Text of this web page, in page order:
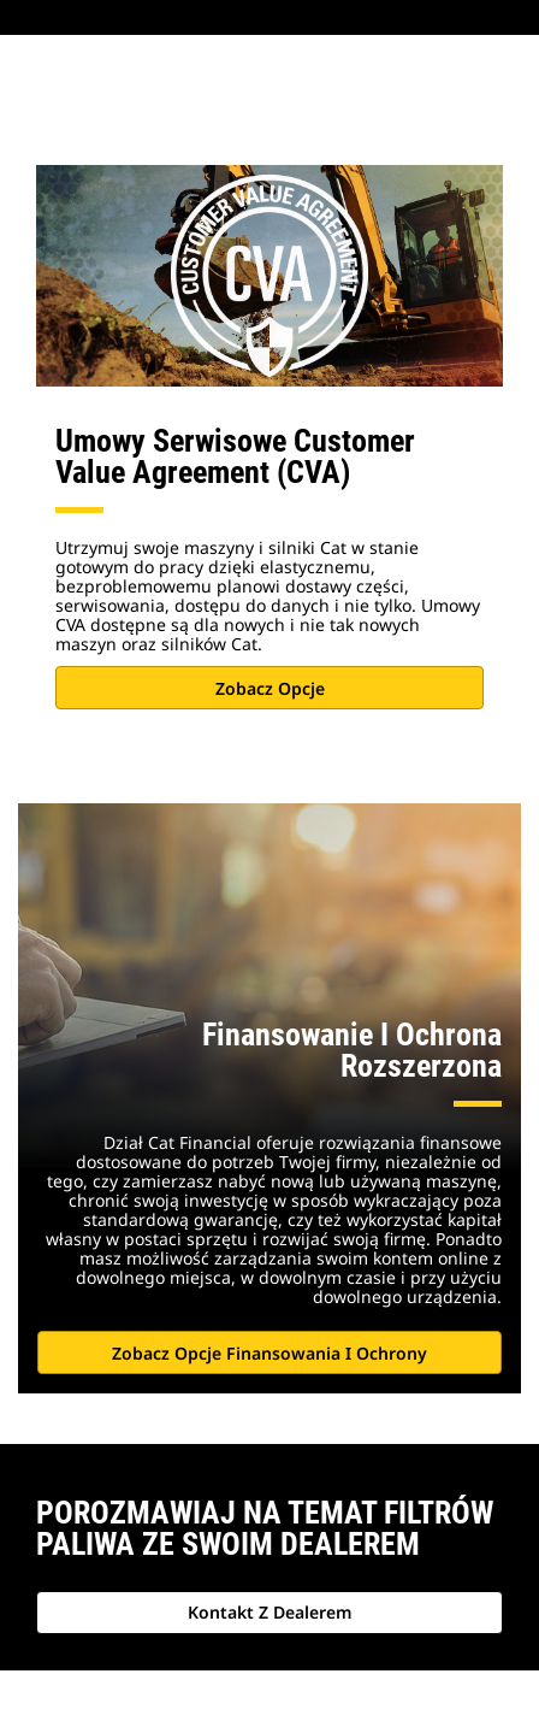
Umowy Serwisowe Customer
Value Agreement (CVA)
Utrzymuj swoje maszyny i silniki Cat w stanie
gotowym do pracy dzięki elastycznemu,
bezproblemowemu planowi dostawy części,
serwisowania, dostępu do danych i nie tylko. Umowy
CVA dostępne są dla nowych i nie tak nowych
maszyn oraz silników Cat.
Zobacz Opcje
Finansowanie I Ochrona
Rozszerzona
Dział Cat Financial oferuje rozwiązania finansowe
dostosowane do potrzeb Twojej firmy, niezależnie od
tego, czy zamierzasz nabyć nową lub używaną maszynę,
chronić swoją inwestycję w sposób wykraczający poza
standardową gwarancję, czy też wykorzystać kapitał
własny w postaci sprzętu i rozwijać swoją firmę. Ponadto
masz możliwość zarządzania swoim kontem online z
dowolnego miejsca, w dowolnym czasie i przy użyciu
dowolnego urządzenia.
Zobacz Opcje Finansowania I Ochrony
POROZMAWIAJ NA TEMAT FILTRÓW
PALIWA ZE SWOIM DEALEREM
Kontakt Z Dealerem